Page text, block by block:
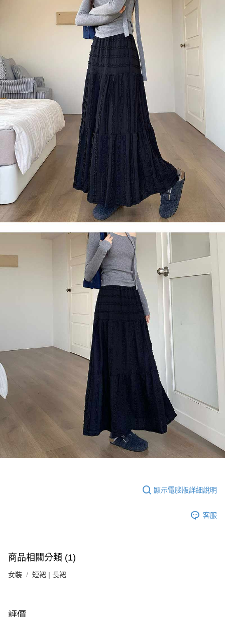
顯示電腦版詳細說明
客服
商品相關分類 (1)
女裝 短裙 | 長裙